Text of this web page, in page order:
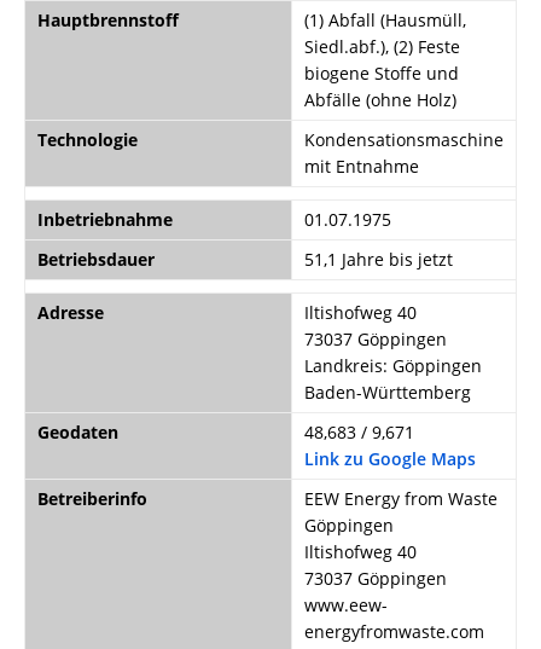
Hauptbrennstoff
(1) Abfall (Hausmüll,
Siedl.abf.), (2) Feste
biogene Stoffe und
Abfälle (ohne Holz)
Technologie
Kondensationsmaschine
mit Entnahme
Inbetriebnahme
01.07.1975
Betriebsdauer
51,1 Jahre bis jetzt
Adresse
Iltishofweg 40
73037 Göppingen
Landkreis: Göppingen
Baden-Württemberg
Geodaten
48,683 / 9,671
Link zu Google Maps
Betreiberinfo
EEW Energy from Waste
Göppingen
Iltishofweg 40
73037 Göppingen
www.eew-
energyfromwaste.com